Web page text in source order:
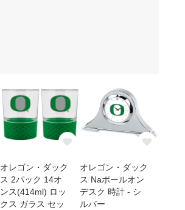
オレゴン・ダック
ス 2パック 14オ
ンス(414ml) ロッ
クス ガラス セッ
オレゴン・ダック
ス Naポールオン
デスク 時計 - シ
ルバー